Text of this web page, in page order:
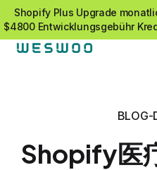
Shopify Plus Upgrade
$4800 Entwicklungsgebühr
BLOG-
Shopify医